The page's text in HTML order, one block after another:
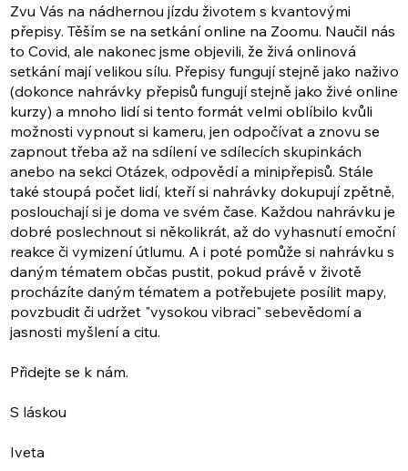
Zvu Vás na nádhernou jízdu životem s kvantovými
přepisy. Těším se na setkání online na Zoomu. Naučil nás
to Covid, ale nakonec jsme objevili, že živá onlinová
setkání mají velikou sílu. Přepisy fungují stejně jako naživo
(dokonce nahrávky přepisů fungují stejně jako živé online
kurzy) a mnoho lidí si tento formát velmi oblíbilo kvůli
možnosti vypnout si kameru, jen odpočívat a znovu se
zapnout třeba až na sdílení ve sdílecích skupinkách
anebo na sekci Otázek, odpovědí a minipřepisů. Stále
také stoupá počet lidí, kteří si nahrávky dokupují zpětně,
poslouchají si je doma ve svém čase. Každou nahrávku je
dobré poslechnout si několikrát, až do vyhasnutí emoční
reakce či vymizení útlumu. A i poté pomůže si nahrávku s
daným tématem občas pustit, pokud právě v životě
procházíte daným tématem a potřebujete posílit mapy,
povzbudit či udržet "vysokou vibraci" sebevědomí a
jasnosti myšlení a citu.
Přidejte se k nám.
S láskou
Iveta